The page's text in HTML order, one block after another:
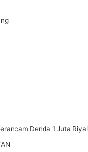
Denda 1 Juta Riyal